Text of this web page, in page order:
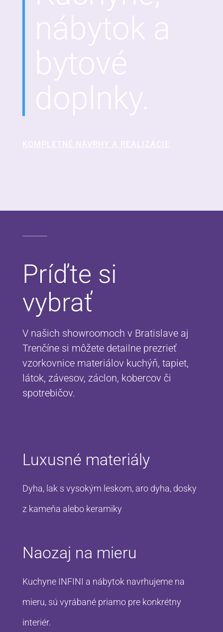
nábytok a
bytové
doplnky.
KOMPLETNÉ NÁVRHY A REALIZÁCIE
Príďte si
vybrať
V našich showroomoch v Bratislave aj
Trenčíne si môžete detailne prezrieť
vzorkovnice materiálov kuchýň, tapiet,
látok, závesov, záclon, kobercov či
spotrebičov.
Luxusné materiály
Dyha, lak s vysokým leskom, aro dyha, dosky
z kameňa alebo keramiky
Naozaj na mieru
Kuchyne INFINI a nábytok navrhujeme na
mieru, sú vyrábané priamo pre konkrétny
interiér.